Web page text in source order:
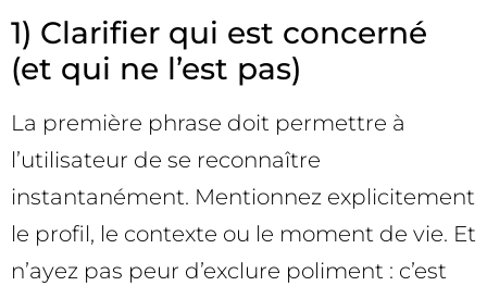
1) Clarifier qui est concerné
(et qui ne l’est pas)
La première phrase doit permettre à
l’utilisateur de se reconnaître
instantanément. Mentionnez explicitement
le profil, le contexte ou le moment de vie. Et
n’ayez pas peur d’exclure poliment : c’est